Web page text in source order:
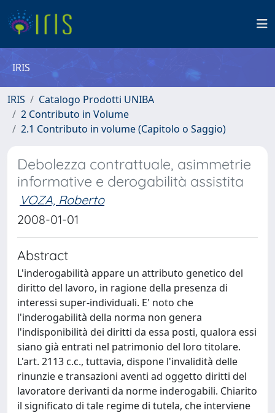
IRIS
IRIS
Catalogo Prodotti UNIBA
2 Contributo in Volume
2.1 Contributo in volume (Capitolo o Saggio)
Debolezza contrattuale, asimmetrie
informative e derogabilità assistita
VOZA, Roberto
2008-01-01
Abstract
L'inderogabilità appare un attributo genetico del
diritto del lavoro, in ragione della presenza di
interessi super-individuali. E' noto che
l'inderogabilità della norma non genera
l'indisponibilità dei diritti da essa posti, qualora essi
siano già entrati nel patrimonio del loro titolare.
L'art. 2113 c.c., tuttavia, dispone l'invalidità delle
rinunzie e transazioni aventi ad oggetto diritti del
lavoratore derivanti da norme inderogabili. Chiarito
il significato di tale regime di tutela, che interviene